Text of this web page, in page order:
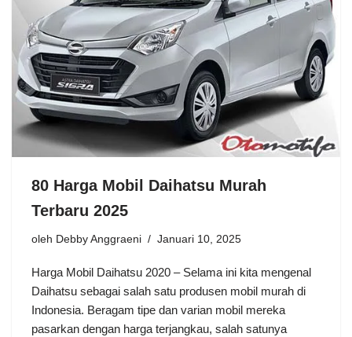
80 Harga Mobil Daihatsu Murah
Terbaru 2025
oleh Debby Anggraeni Januari 10, 2025
Harga Mobil Daihatsu 2020 – Selama ini kita mengenal
Daihatsu sebagai salah satu produsen mobil murah di
Indonesia. Beragam tipe dan varian mobil mereka
pasarkan dengan harga terjangkau, salah satunya